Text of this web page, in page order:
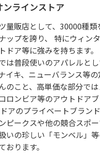
ンラインストア
量販店として、30000種類
ップを誇り、 特にウィン
ドア等に強みを持ちます。
は普段使いのアパレルと
イキ、ニューバランス等
のこと、高単価な部分で
ロンビア等のアウトドア
アのプライベートブラン
ピークスや他の競合スポ
いの珍しい「モンベル」
おります。